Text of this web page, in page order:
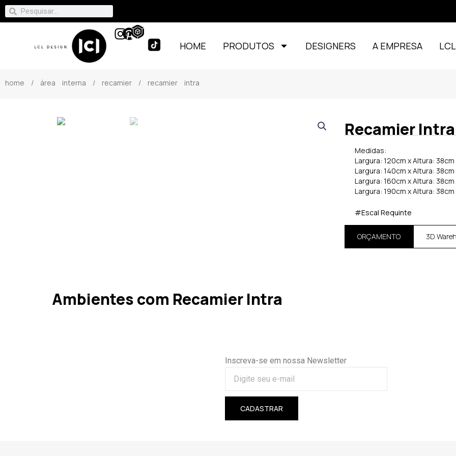
HOME PRODUTOS DESIGNERS A EMPRESA
home / área interna / recamier / recamier intra
Recamier Intra
Medidas:
Largura: 120cm x Altura:
Largura: 140cm x Altura:
Largura: 160cm x Altura:
Largura: 190cm x Altura:
#Escal Requinte
ORÇAMENTO 3D
Ambientes com Recamier Intra
Inscreva-se em nossa Newsletter
CADASTRAR